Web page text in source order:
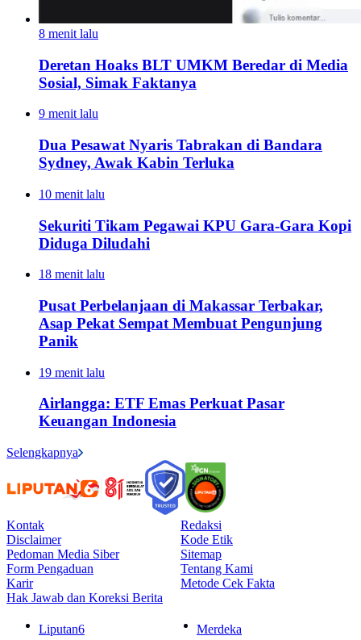
8 menit lalu
Deretan Hoaks BLT UMKM Beredar di Media
Sosial, Simak Faktanya
9 menit lalu
Dua Pesawat Nyaris Tabrakan di Bandara
Sydney, Awak Kabin Terluka
10 menit lalu
Sekuriti Tikam Pegawai KPU Gara-Gara Kopi
Diduga Diludahi
18 menit lalu
Pusat Perbelanjaan di Makassar Terbakar,
Asap Pekat Sempat Membuat Pengunjung
Panik
19 menit lalu
Airlangga: ETF Emas Perkuat Pasar
Keuangan Indonesia
Selengkapnya
Kontak
Redaksi
Disclaimer
Kode Etik
Pedoman Media Siber
Sitemap
Form Pengaduan
Tentang Kami
Karir
Metode Cek Fakta
Hak Jawab dan Koreksi Berita
Liputan6 Merdeka